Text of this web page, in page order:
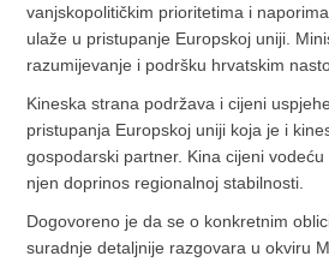
vanjskopolitičkim prioritetima i
ulaže u pristupanje Europskoj uniji.
razumijevanje i podršku hrvatskim
Kineska strana podržava i cijeni
pristupanja Europskoj uniji koja je i
gospodarski partner. Kina cijeni
njen doprinos regionalnoj stabilnosti.
Dogovoreno je da se o konkretnim
suradnje detaljnije razgovara u okviru